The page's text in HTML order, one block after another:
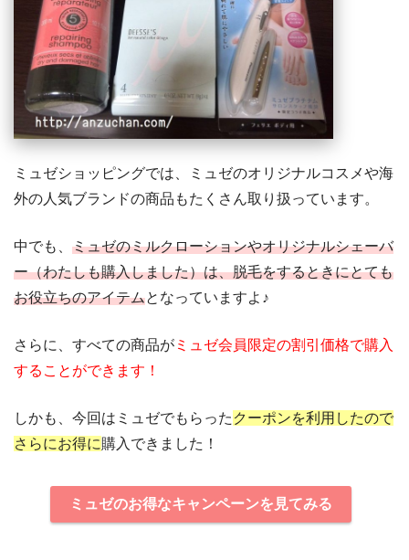
ミュゼショッピングでは、ミュゼのオリジナルコスメや海
外の人気ブランドの商品もたくさん取り扱っています。
中でも、 ミュゼのミルクローションやオリジナルシェーバ
ー（わたしも購入しました）は、脱毛をするときにとても
お役立ちのアイテムとなっていますよ♪
さらに、すべての商品が ミュゼ会員限定の割引価格で購入
することができます！
しかも、今回はミュゼでもらった クーポンを利用したので
さらにお得に購入できました！
ミュゼのお得なキャンペーンを見てみる